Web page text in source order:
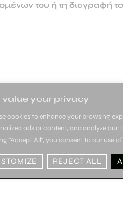
value your privacy
cookies to enhance your browsing
ads or content, and analyze our
"Accept All", you consent to our use of
REJECT ALL
του ή τη διαγραφή